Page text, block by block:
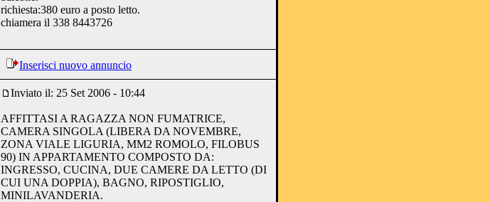
richiesta:380 euro a posto letto.
chiamera il 338 8443726
Inserisci nuovo annuncio
Inviato il: 25 Set 2006 - 10:44
AFFITTASI A RAGAZZA NON FUMATRICE,
CAMERA SINGOLA (LIBERA DA NOVEMBRE,
ZONA VIALE LIGURIA, MM2 ROMOLO, FILOBUS
90) IN APPARTAMENTO COMPOSTO DA:
INGRESSO, CUCINA, DUE CAMERE DA LETTO (DI
CUI UNA DOPPIA), BAGNO, RIPOSTIGLIO,
MINILAVANDERIA.